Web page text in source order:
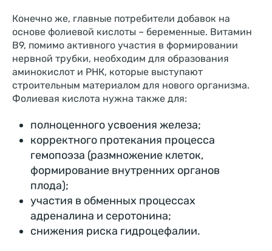
Конечно же, главные потребители добавок на
основе фолиевой кислоты – беременные. Витамин
В9, помимо активного участия в формировании
нервной трубки, необходим для образования
аминокислот и РНК, которые выступают
строительным материалом для нового организма.
Фолиевая кислота нужна также для:
полноценного усвоения железа;
корректного протекания процесса
гемопоэза (размножение клеток,
формирование внутренних органов
плода);
участия в обменных процессах
адреналина и серотонина;
снижения риска гидроцефалии.